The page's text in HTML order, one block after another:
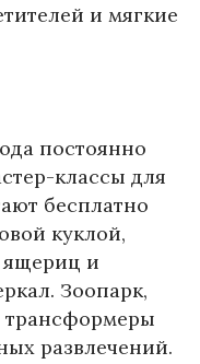
и мягкие
постоянно
классы для
бесплатно
куклой,
ящериц и
Зоопарк,
трансформеры
развлечений.